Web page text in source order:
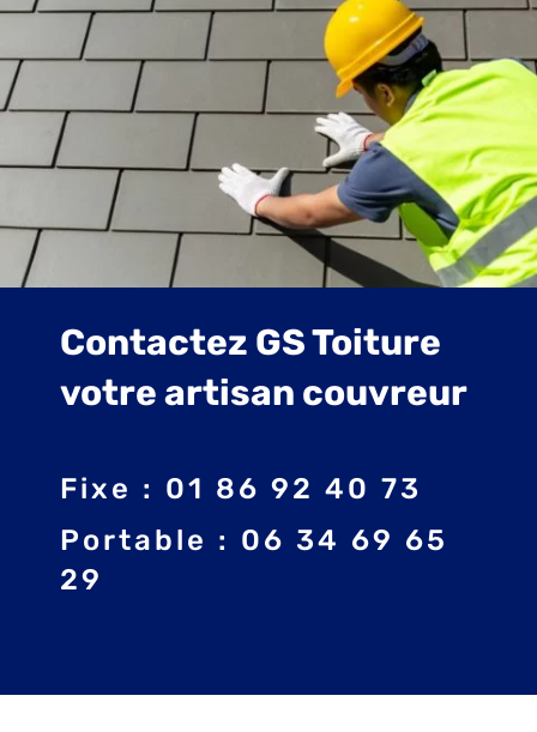
Contactez GS Toiture
votre artisan couvreur
Fixe : 01 86 92 40 73
Portable : 06 34 69 65
29